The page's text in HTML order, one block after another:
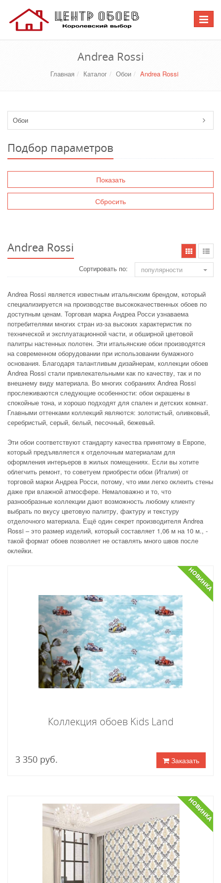
Andrea Rossi
Главная Каталог Обои Andrea Rossi
Обои
Подбор параметров
Andrea Rossi
Сортировать по: популярности
Andrea Rossi является известным итальянским брендом, который
специализируется на производстве высококачественных обоев по
доступным ценам. Торговая марка Андреа Росси узнаваема
потребителями многих стран из-за высоких характеристик по
технической и эксплуатационной части, и обширной цветовой
палитры настенных полотен. Эти итальянские обои производятся
на современном оборудовании при использовании бумажного
основания. Благодаря талантливым дизайнерам, коллекции обоев
Andrea Rossi стали привлекательными как по качеству, так и по
внешнему виду материала. Во многих собраниях Andrea Rossi
прослеживаются следующие особенности: обои окрашены в
спокойные тона, и хорошо подходят для спален и детских комнат.
Главными оттенками коллекций являются: золотистый, оливковый,
серебристый, серый, белый, песочный, бежевый.
Эти обои соответствуют стандарту качества принятому в Европе,
который предъявляется к отделочным материалам для
оформления интерьеров в жилых помещениях. Если вы хотите
облегчить ремонт, то советуем приобрести обои (Италия) от
торговой марки Андреа Росси, потому, что ими легко оклеить стены
даже при влажной атмосфере. Немаловажно и то, что
разнообразные коллекции дают возможность любому клиенту
выбрать по вкусу цветовую палитру, фактуру и текстуру
отделочного материала. Ещё один секрет производителя Andrea
Rossi – это размер изделий, который составляет 1,06 м на 10 м., -
такой формат обоев позволяет не оставлять много швов после
оклейки.
НОВИНКА
Коллекция обоев Kids Land
3 350 руб. Заказать
НОВИНКА